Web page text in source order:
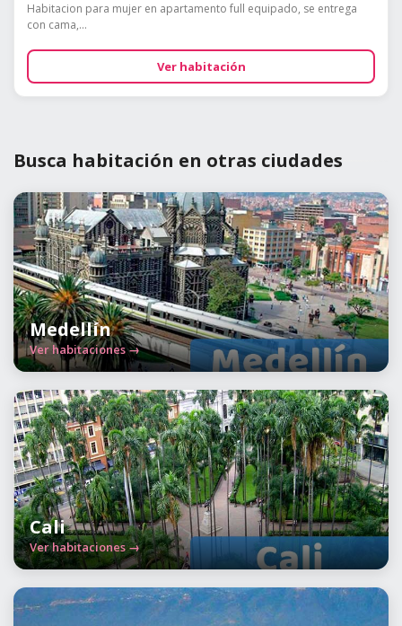
Habitacion para mujer en apartamento full equipado, se entrega
con cama,...
Ver habitación
Busca habitación en otras ciudades
Medellín
Ver habitaciones →
Cali
Ver habitaciones →